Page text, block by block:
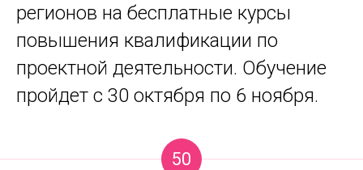
регионов на бесплатные курсы
повышения квалификации по
проектной деятельности. Обучение
пройдет с 30 октября по 6 ноября.
50